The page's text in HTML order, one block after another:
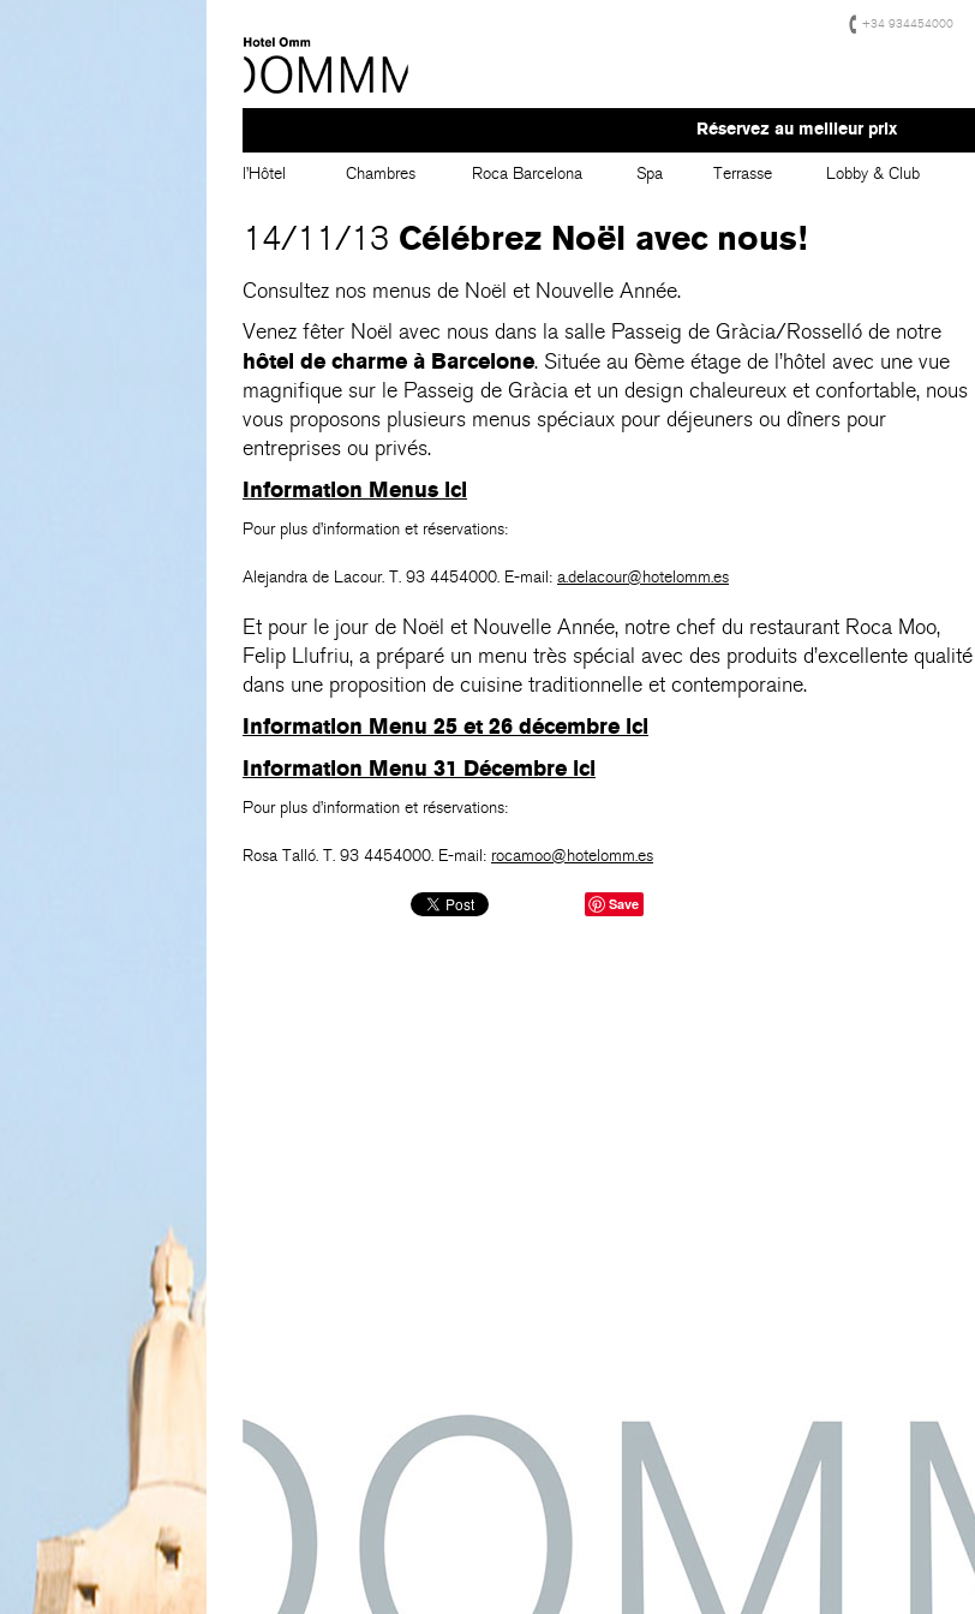
+34 934454000
Réservez au meilleur prix
l’Hôtel Chambres Roca Barcelona Spa Terrasse Lobby & Club
14/11/13 Célébrez Noël avec nous!
Consultez nos menus de Noël et Nouvelle Année.
Venez fêter Noël avec nous dans la salle Passeig de Gràcia/Rosselló de notre
hôtel de charme à Barcelone. Située au 6ème étage de l’hôtel avec une vue
magnifique sur le Passeig de Gràcia et un design chaleureux et confortable, nous
vous proposons plusieurs menus spéciaux pour déjeuners ou dîners pour
entreprises ou privés.
Information Menus ici
Pour plus d’information et réservations:
Alejandra de Lacour. T. 93 4454000. E-mail: a.delacour@hotelomm.es
Et pour le jour de Noël et Nouvelle Année, notre chef du restaurant Roca Moo,
Felip Llufriu, a préparé un menu très spécial avec des produits d’excellente qualité
dans une proposition de cuisine traditionnelle et contemporaine.
Information Menu 25 et 26 décembre ici
Information Menu 31 Décembre ici
Pour plus d’information et réservations:
Rosa Talló. T. 93 4454000. E-mail: rocamoo@hotelomm.es
Save